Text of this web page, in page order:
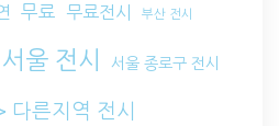
무료 무료전시 부산 전시
서울 전시 서울 종로구 전시
다른지역 전시